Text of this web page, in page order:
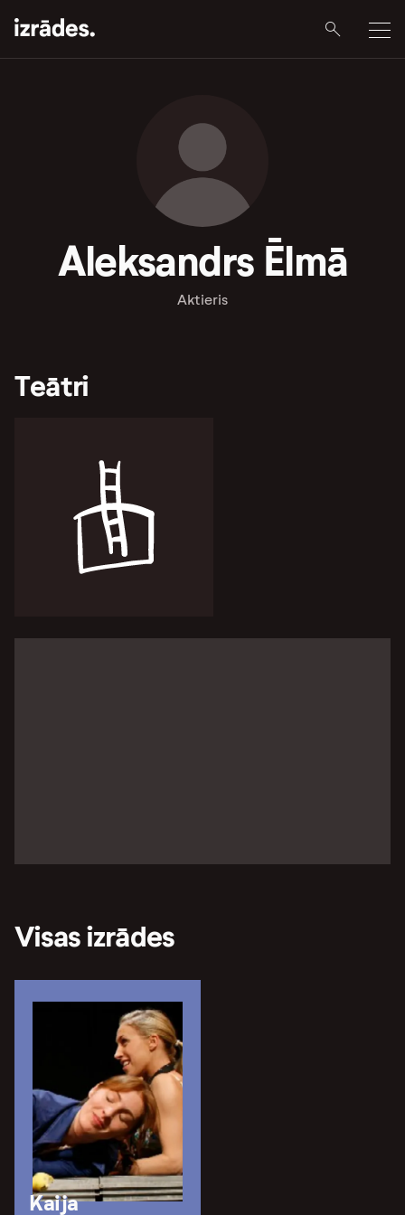
Aleksandrs Ēlmā
Aktieris
Teātri
Visas izrādes
Kaija